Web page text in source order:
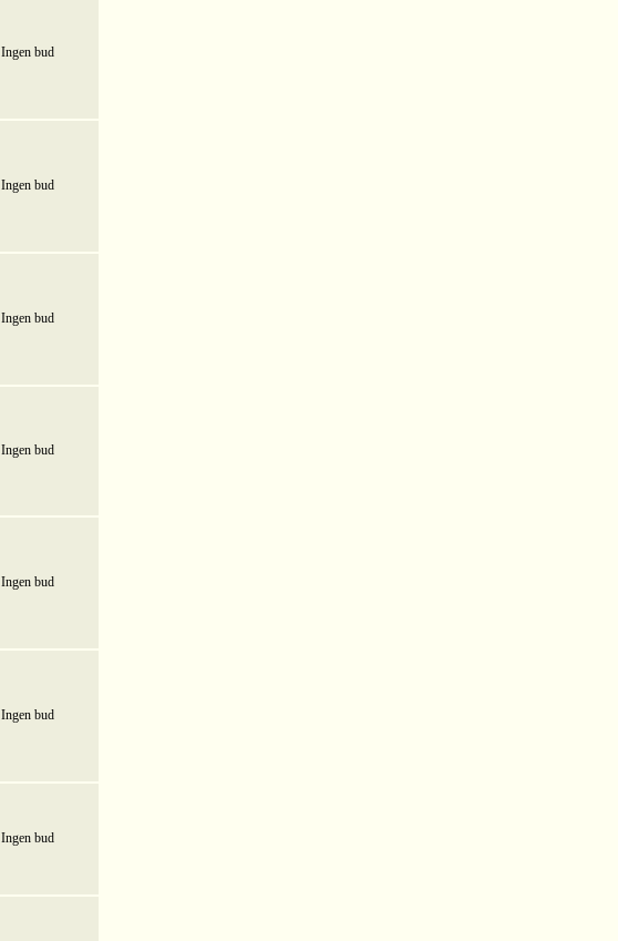
Ingen bud
Ingen bud
Ingen bud
Ingen bud
Ingen bud
Ingen bud
Ingen bud